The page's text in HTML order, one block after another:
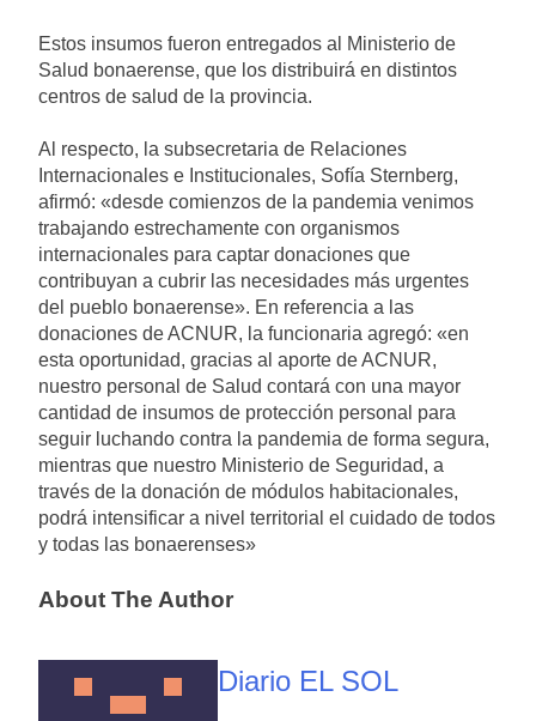
Estos insumos fueron entregados al Ministerio de
Salud bonaerense, que los distribuirá en distintos
centros de salud de la provincia.
Al respecto, la subsecretaria de Relaciones
Internacionales e Institucionales, Sofía Sternberg,
afirmó: «desde comienzos de la pandemia venimos
trabajando estrechamente con organismos
internacionales para captar donaciones que
contribuyan a cubrir las necesidades más urgentes
del pueblo bonaerense». En referencia a las
donaciones de ACNUR, la funcionaria agregó: «en
esta oportunidad, gracias al aporte de ACNUR,
nuestro personal de Salud contará con una mayor
cantidad de insumos de protección personal para
seguir luchando contra la pandemia de forma segura,
mientras que nuestro Ministerio de Seguridad, a
través de la donación de módulos habitacionales,
podrá intensificar a nivel territorial el cuidado de todos
y todas las bonaerenses»
About The Author
Diario EL SOL